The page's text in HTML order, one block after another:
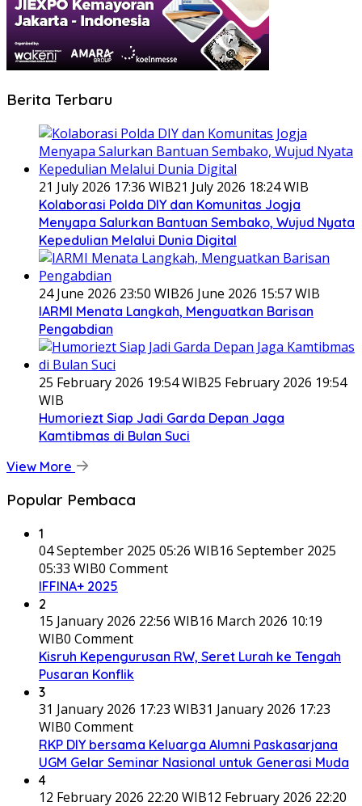
Berita Terbaru
21 July 2026 17:36 WIB21 July 2026 18:24 WIB
Kolaborasi Polda DIY dan Komunitas Jogja
Menyapa Salurkan Bantuan Sembako, Wujud Nyata
Kepedulian Melalui Dunia Digital
24 June 2026 23:50 WIB26 June 2026 15:57 WIB
IARMI Menata Langkah, Menguatkan Barisan
Pengabdian
25 February 2026 19:54 WIB25 February 2026 19:54
WIB
Humoriezt Siap Jadi Garda Depan Jaga
Kamtibmas di Bulan Suci
View More
Popular Pembaca
1
04 September 2025 05:26 WIB16 September 2025
05:33 WIB0 Comment
IFFINA+ 2025
2
15 January 2026 22:56 WIB16 March 2026 10:19
WIB0 Comment
Kisruh Kepengurusan RW, Seret Lurah ke Tengah
Pusaran Konflik
3
31 January 2026 17:23 WIB31 January 2026 17:23
WIB0 Comment
RKP DIY bersama Keluarga Alumni Paskasarjana
UGM Gelar Seminar Nasional untuk Generasi Muda
4
12 February 2026 22:20 WIB12 February 2026 22:20